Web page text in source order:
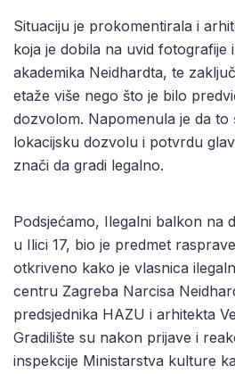
Situaciju je prokomentirala i
koja je dobila na uvid fotografije
akademika Neidhardta, te
etaže više nego što je bilo
dozvolom. Napomenula je da to
lokacijsku dozvolu i potvrdu
znači da gradi legalno.
Podsjećamo, Ilegalni balkon na
u Ilici 17, bio je predmet
otkriveno kako je vlasnica
centru Zagreba Narcisa
predsjednika HAZU i arhitekta
Gradilište su nakon prijave i
inspekcije Ministarstva kulture